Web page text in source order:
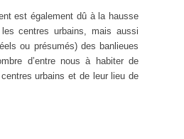
est également dû à la hausse
les centres urbains, mais aussi
ou présumés) des banlieues
d’entre nous à habiter de
urbains et de leur lieu de